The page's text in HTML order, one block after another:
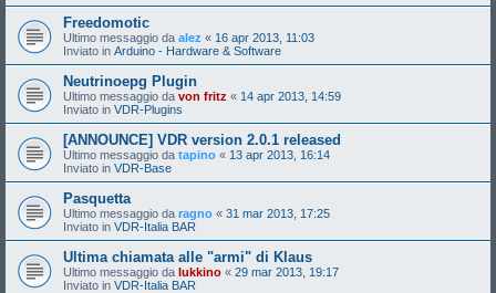
Freedomotic
Ultimo messaggio da alez « 16 apr 2013, 11:03
Inviato in Arduino - Hardware & Software
Neutrinoepg Plugin
Ultimo messaggio da von fritz « 14 apr 2013, 14:59
Inviato in VDR-Plugins
[ANNOUNCE] VDR version 2.0.1 released
Ultimo messaggio da tapino « 13 apr 2013, 16:14
Inviato in VDR-Base
Pasquetta
Ultimo messaggio da ragno « 31 mar 2013, 17:25
Inviato in VDR-Italia BAR
Ultima chiamata alle "armi" di Klaus
Ultimo messaggio da lukkino « 29 mar 2013, 19:17
Inviato in VDR-Italia BAR